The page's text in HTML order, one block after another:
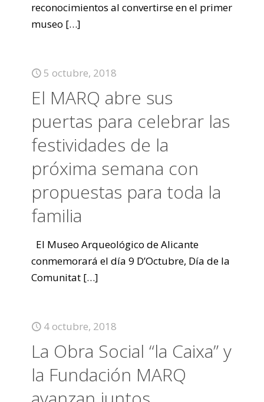
reconocimientos al convertirse en el primer
museo […]
5 octubre, 2018
El MARQ abre sus
puertas para celebrar las
festividades de la
próxima semana con
propuestas para toda la
familia
El Museo Arqueológico de Alicante
conmemorará el día 9 D’Octubre, Día de la
Comunitat […]
4 octubre, 2018
La Obra Social “la Caixa” y
la Fundación MARQ